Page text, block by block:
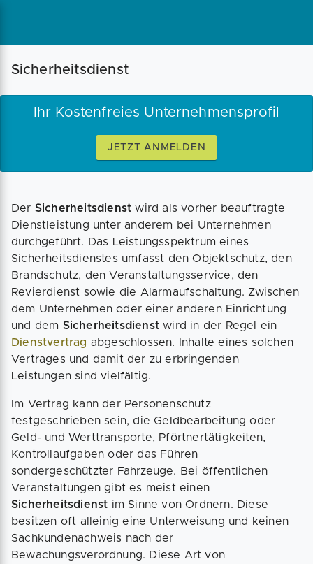
Magazin Businessplan Fördermittel
Sicherheitsdienst
Ihr Kostenfreies Unternehmensprofil
JETZT ANMELDEN
Der Sicherheitsdienst wird als vorher beauftragte
Dienstleistung unter anderem bei Unternehmen
durchgeführt. Das Leistungsspektrum eines
Sicherheitsdienstes umfasst den Objektschutz, den
Brandschutz, den Veranstaltungsservice, den
Revierdienst sowie die Alarmaufschaltung. Zwischen
dem Unternehmen oder einer anderen Einrichtung
und dem Sicherheitsdienst wird in der Regel ein
Dienstvertrag abgeschlossen. Inhalte eines solchen
Vertrages und damit der zu erbringenden
Leistungen sind vielfältig.
Im Vertrag kann der Personenschutz
festgeschrieben sein, die Geldbearbeitung oder
Geld- und Werttransporte, Pförtnertätigkeiten,
Kontrollaufgaben oder das Führen
sondergeschützter Fahrzeuge. Bei öffentlichen
Veranstaltungen gibt es meist einen
Sicherheitsdienst im Sinne von Ordnern. Diese
besitzen oft alleinig eine Unterweisung und keinen
Sachkundenachweis nach der
Bewachungsverordnung. Diese Art von